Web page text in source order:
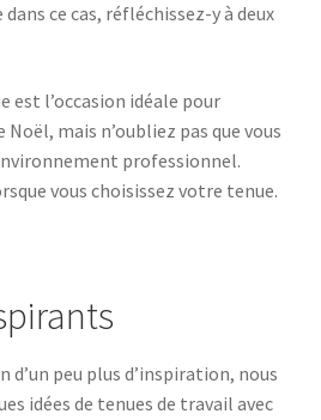
ce cas, réfléchissez-y à deux
est l’occasion idéale pour
mais n’oubliez pas que vous
professionnel.
vous choisissez votre tenue.
d’un peu plus d’inspiration, nous
idées de tenues de travail avec